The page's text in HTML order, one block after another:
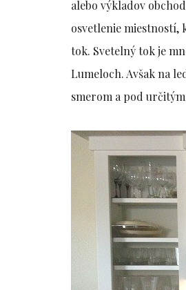
alebo výkladov
osvetlenie miestností,
tok. Svetelný tok je
Lumeloch. Avšak na
smerom a pod